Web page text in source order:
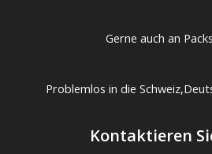
Gerne auch an
Problemlos in die
Kontaktieren